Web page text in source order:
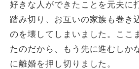
好きな人ができたことを元夫に
踏み切り、お互いの家族も巻き
のを壊してしまいました。ここ
たのだから、もう先に進むしか
に離婚を押し切りました。